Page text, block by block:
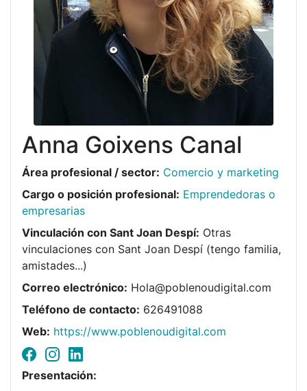
Anna Goixens Canal
Área profesional / sector: Comercio y marketing
Cargo o posición profesional: Emprendedoras o
empresarias
Vinculación con Sant Joan Despí: Otras
vinculaciones con Sant Joan Despí (tengo familia,
amistades...)
Correo electrónico: Hola@poblenoudigital.com
Teléfono de contacto: 626491088
Web: https://www.poblenoudigital.com
Presentación: